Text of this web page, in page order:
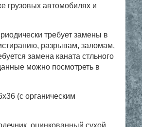
грузовых автомобилях и
требует замены в
разрывам, заломам,
замена каната стльного
можно посмотреть в
(с органическим